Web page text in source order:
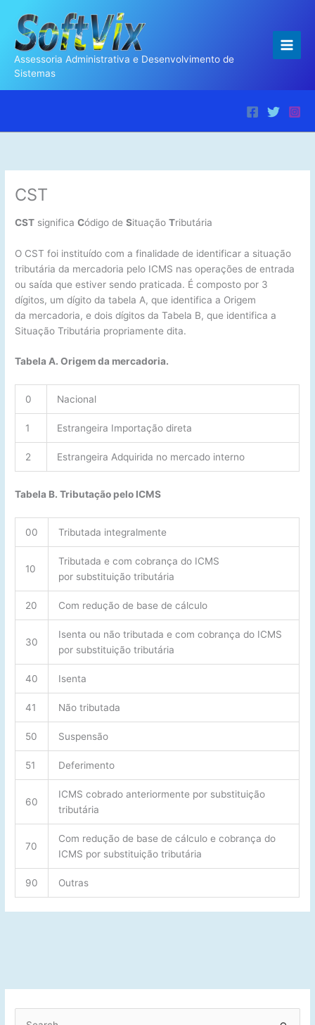
para
conteúdo
Assessoria Administrativa e Desenvolvimento de
Sistemas
CST
CST significaCódigo deSituaçãoTributária
O CST foi instituído com a finalidade de identificar a situação
tributária da mercadoria pelo ICMS nas operações de entrada
ou saída que estiver sendo praticada. É composto por 3
dígitos, um dígito da tabela A, que identifica a Origem
da mercadoria, e dois dígitos da Tabela B, que identifica a
Situação Tributária propriamente dita.
Tabela A. Origem da mercadoria.
0 Nacional
1 Estrangeira Importação direta
2 Estrangeira Adquirida no mercado interno
Tabela B. Tributação pelo ICMS
00 Tributada integralmente
10
Tributada e com cobrança do ICMS
por substituição tributária
20 Com redução de base de cálculo
30
Isenta ou não tributada e com cobrança do ICMS
por substituição tributária
40 Isenta
41 Não tributada
50 Suspensão
51 Deferimento
60
ICMS cobrado anteriormente por substituição
tributária
70
Com redução de base de cálculo e cobrança do
ICMS por substituição tributária
90 Outras